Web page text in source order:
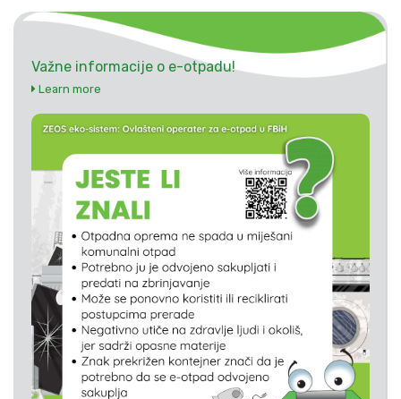
Važne informacije o e-otpadu!
Learn more